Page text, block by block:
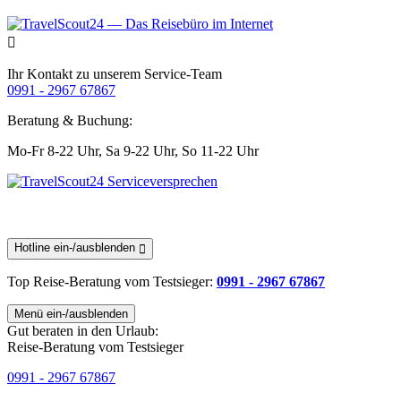
Ihr Kontakt zu unserem Service-Team
0991 - 2967 67867
Beratung & Buchung:
Mo-Fr 8-22 Uhr, Sa 9-22 Uhr, So 11-22 Uhr
Hotline ein-/ausblenden
Top Reise-Beratung vom Testsieger: 0991 - 2967 67867
Menü ein-/ausblenden
Gut beraten in den Urlaub:
Reise-Beratung vom Testsieger
0991 - 2967 67867